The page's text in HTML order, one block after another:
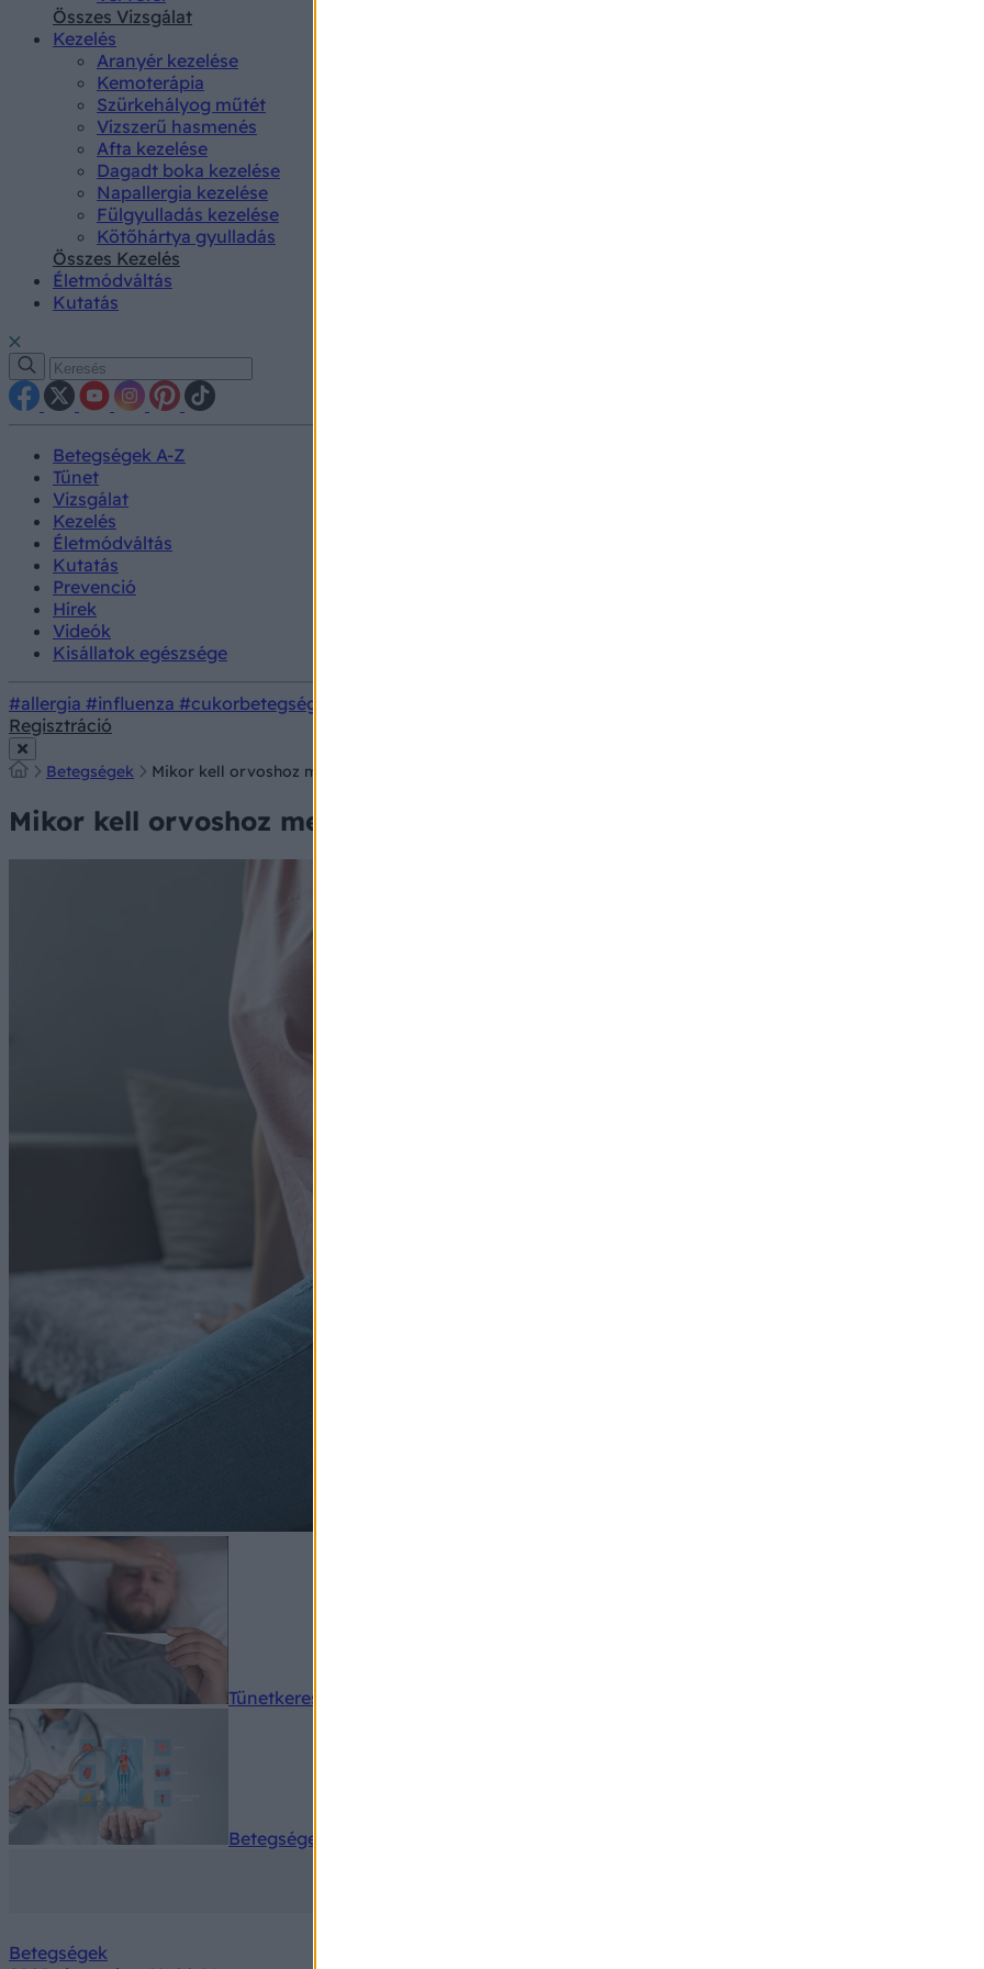
Összes Vizsgálat
Kezelés
Aranyér kezelése
Kemoterápia
Szürkehályog műtét
Vízszerű hasmenés
Afta kezelése
Dagadt boka kezelése
Napallergia kezelése
Fülgyulladás kezelése
Kötőhártya gyulladás
Összes Kezelés
Életmódváltás
Kutatás
Betegségek A-Z
Tünet
Vizsgálat
Kezelés
Életmódváltás
Kutatás
Prevenció
Hírek
Videók
Kisállatok egészsége
#allergia #influenza #cukorbetegség
Regisztráció
Betegségek Mikor kell orvoshoz menni aranyérrel? 5 jel, hogy nem elég a krém
Mikor kell orvoshoz menni aranyérrel? 5 jel, hogy nem elég a krém
Tünetkereső
Betegségek A-Z
Betegségek